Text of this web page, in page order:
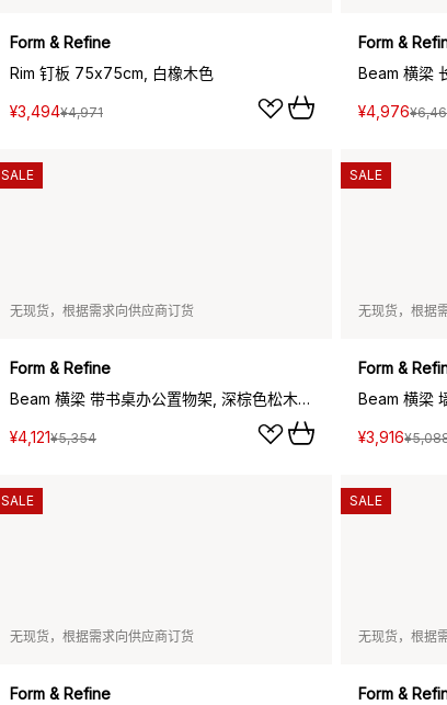
Form & Refine
Rim 钉板 75x75cm, 白橡木色
¥3,494¥4,971
Form &
Beam 横梁
¥4,976
无现货，根据需求向供应商订货
Form & Refine
Beam 横梁 带书桌办公置物架, 深棕色松木_60x90.5x40cm
¥4,121¥5,354
SALE
无现货，根据
Form &
¥3,916
SALE
无现货，根据需求向供应商订货
Form & Refine
SALE
无现货，根据
Form &
SALE